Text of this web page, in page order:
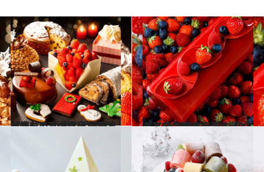
2022.10.31
【コンラッド東京】 愛犬と楽しめるクリスマスケーキも！ 世界で活躍する岡崎シェフの逸品11種
グルメ 2022.10.31
【パーク ハイアット 東京】 まだ間に合う！ クリスマスの食卓を 彩るビビッドなケーキを予約しよう
グルメ